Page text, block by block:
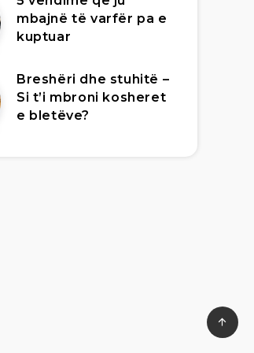
mbajnë të varfër pa e
kuptuar
Breshëri dhe stuhitë –
Si t’i mbroni kosheret
e bletëve?